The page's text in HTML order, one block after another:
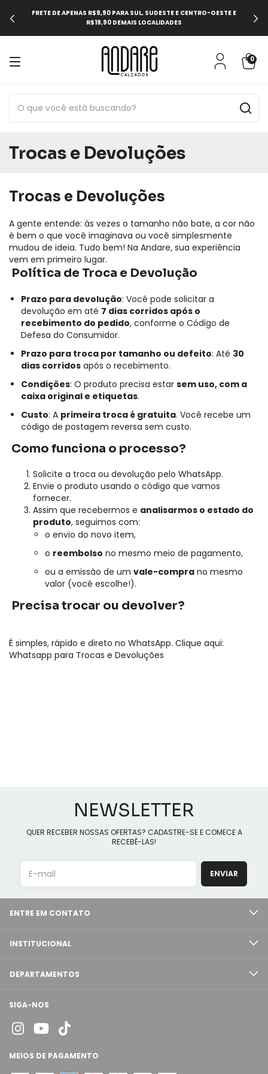
FRETE DE APENAS R$9,90 PARA SUL, SUDESTE E CENTRO-OESTE E
R$19,90 DEMAIS LOCALIDADES
0
Trocas e Devoluções
Trocas e Devoluções
A gente entende: às vezes o tamanho não bate, a cor não
é bem o que você imaginava ou você simplesmente
mudou de ideia. Tudo bem! Na Andare, sua experiência
vem em primeiro lugar.
Política de Troca e Devolução
Prazo para devolução: Você pode solicitar a
devolução em até 7 dias corridos após o
recebimento do pedido, conforme o Código de
Defesa do Consumidor.
Prazo para troca por tamanho ou defeito: Até 30
dias corridos após o recebimento.
Condições: O produto precisa estar sem uso, com a
caixa original e etiquetas.
Custo: A primeira troca é gratuita. Você recebe um
código de postagem reversa sem custo.
Como funciona o processo?
Solicite a troca ou devolução pelo WhatsApp.
Envie o produto usando o código que vamos
fornecer.
Assim que recebermos e analisarmos o estado do
produto, seguimos com:
o envio do novo item,
o reembolso no mesmo meio de pagamento,
ou a emissão de um vale-compra no mesmo
valor (você escolhe!).
Precisa trocar ou devolver?
É simples, rápido e direto no WhatsApp. Clique aqui:
Whatsapp para Trocas e Devoluções
NEWSLETTER
QUER RECEBER NOSSAS OFERTAS? CADASTRE-SE E COMECE A
RECEBÊ-LAS!
ENTRE EM CONTATO
INSTITUCIONAL
DEPARTAMENTOS
SIGA-NOS
MEIOS DE PAGAMENTO